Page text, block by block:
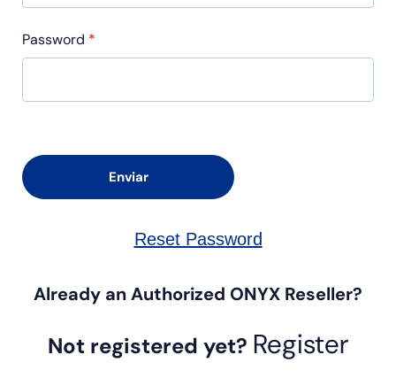
Password *
Reset Password
Already an Authorized ONYX Reseller?
Not registered yet? Register